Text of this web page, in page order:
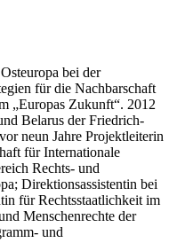
bei der
für die Nachbarschaft
„Europas Zukunft“. 2012
Belarus der Friedrich-
neun Jahre Projektleiterin
für Internationale
Rechts- und
Direktionsassistentin bei
für Rechtsstaatlichkeit im
Menschenrechte der
und